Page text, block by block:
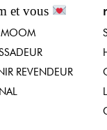
et vous
REVENDEUR